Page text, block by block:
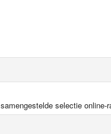
selectie online-